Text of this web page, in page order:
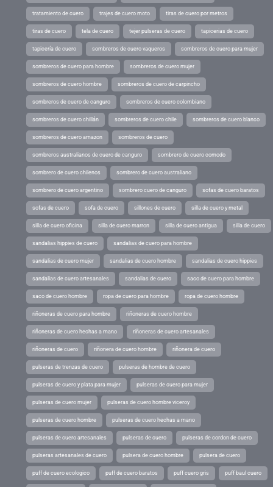
tratamiento de cuero trajes de cuero moto tiras de cuero por metros
tiras de cuero tela de cuero tejer pulseras de cuero tapicerias de cuero
tapicería de cuero sombreros de cuero vaqueros sombreros de cuero para mujer
sombreros de cuero para hombre sombreros de cuero mujer
sombreros de cuero hombre sombreros de cuero de carpincho
sombreros de cuero de canguro sombreros de cuero colombiano
sombreros de cuero chillán sombreros de cuero chile sombreros de cuero blanco
sombreros de cuero amazon sombreros de cuero
sombreros australianos de cuero de canguro sombrero de cuero comodo
sombrero de cuero chilenos sombrero de cuero australiano
sombrero de cuero argentino sombrero cuero de canguro sofas de cuero baratos
sofas de cuero sofa de cuero sillones de cuero silla de cuero y metal
silla de cuero oficina silla de cuero marron silla de cuero antigua silla de cuero
sandalias hippies de cuero sandalias de cuero para hombre
sandalias de cuero mujer sandalias de cuero hombre sandalias de cuero hippies
sandalias de cuero artesanales sandalias de cuero saco de cuero para hombre
saco de cuero hombre ropa de cuero para hombre ropa de cuero hombre
riñoneras de cuero para hombre riñoneras de cuero hombre
riñoneras de cuero hechas a mano riñoneras de cuero artesanales
riñoneras de cuero riñonera de cuero hombre riñonera de cuero
pulseras de trenzas de cuero pulseras de hombre de cuero
pulseras de cuero y plata para mujer pulseras de cuero para mujer
pulseras de cuero mujer pulseras de cuero hombre viceroy
pulseras de cuero hombre pulseras de cuero hechas a mano
pulseras de cuero artesanales pulseras de cuero pulseras de cordon de cuero
pulseras artesanales de cuero pulsera de cuero hombre pulsera de cuero
puff de cuero ecologico puff de cuero baratos puff cuero gris puff baul cuero